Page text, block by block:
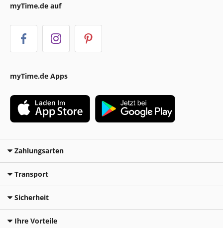
myTime.de auf
myTime.de Apps
Zahlungsarten
Transport
Sicherheit
Ihre Vorteile